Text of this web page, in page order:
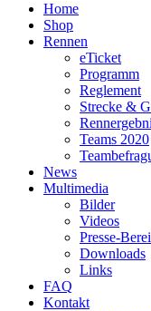
Home
Shop
Rennen
eTicket
Programm
Reglement
Strecke &
Teams 2020
News
Multimedia
Bilder
Videos
Presse-
Downloads
Links
FAQ
Kontakt